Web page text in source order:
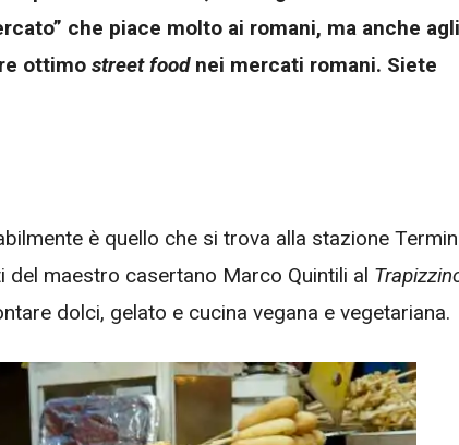
che piace molto ai romani, ma anche agli
ottimo street food nei mercati romani. Siete
è quello che si trova alla stazione
del maestro casertano Marco Quintili al
dolci, gelato e cucina vegana e vegetariana.